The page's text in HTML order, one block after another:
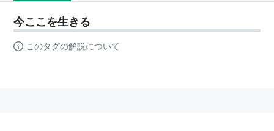
今ここを生きる
このタグの解説について